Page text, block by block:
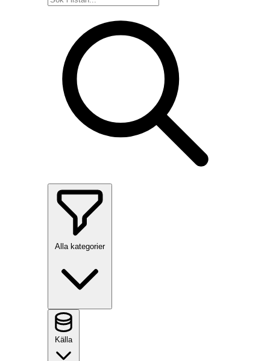
Alla kategorier
Källa